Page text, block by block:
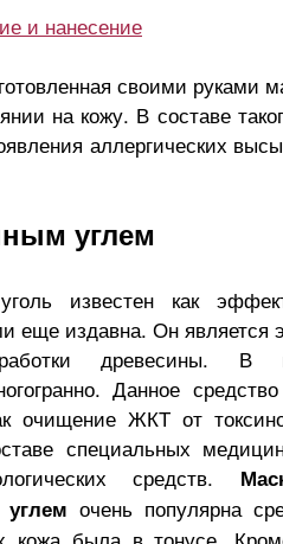
и нанесение
своими руками
на кожу. В составе
аллергических
углем
известен как
еще издавна. Он является
древесины.
Данное
очищение ЖКТ от
специальных
средств.
углемочень популярна